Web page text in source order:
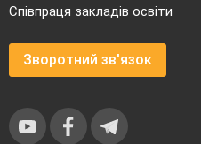
відремонтую… Хто
До зали під музику
Сьогодні, люба
Співпраця закладів освіти
Зворотний зв'язок